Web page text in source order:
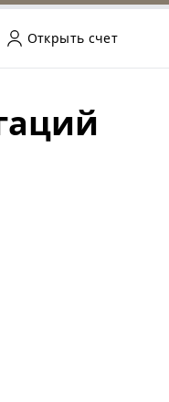
Открыть счет